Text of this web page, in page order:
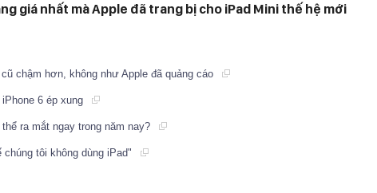
giá nhất mà Apple đã trang bị cho iPad Mini thế hệ mới
chậm hơn, không như Apple đã quảng cáo
6 ép xung
ra mắt ngay trong năm nay?
tôi không dùng iPad"